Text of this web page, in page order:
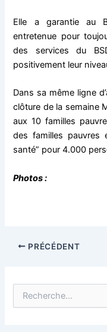
Elle a garantie au
entretenue pour
des services du
positivement leur
Dans sa même ligne
clôture de la semaine
aux 10 familles
des familles pauvres
santé” pour 4.000
Photos :
PRÉCÉDENT
e